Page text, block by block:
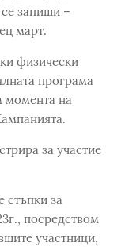
запиши –
март.
физически
програма
момента на
за участие
стъпки за
посредством
участници,